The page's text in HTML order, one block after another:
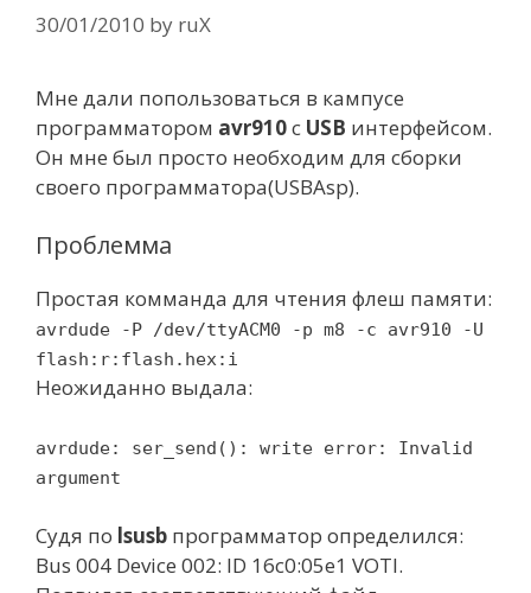
30/01/2010 by ruX
Мне дали попользоваться в кампусе
программатором avr910с USB интерфейсом.
Он мне был просто необходим для сборки
своего программатора(USBAsp).
Проблемма
Простая комманда для чтения флеш памяти:
avrdude -P /dev/ttyACM0 -p m8 -c avr910 -U
flash:r:flash.hex:i
Неожиданно выдала:
avrdude: ser_send(): write error: Invalid
argument
Cудя по lsusb программатор определился:
Bus 004 Device 002: ID 16c0:05e1 VOTI.